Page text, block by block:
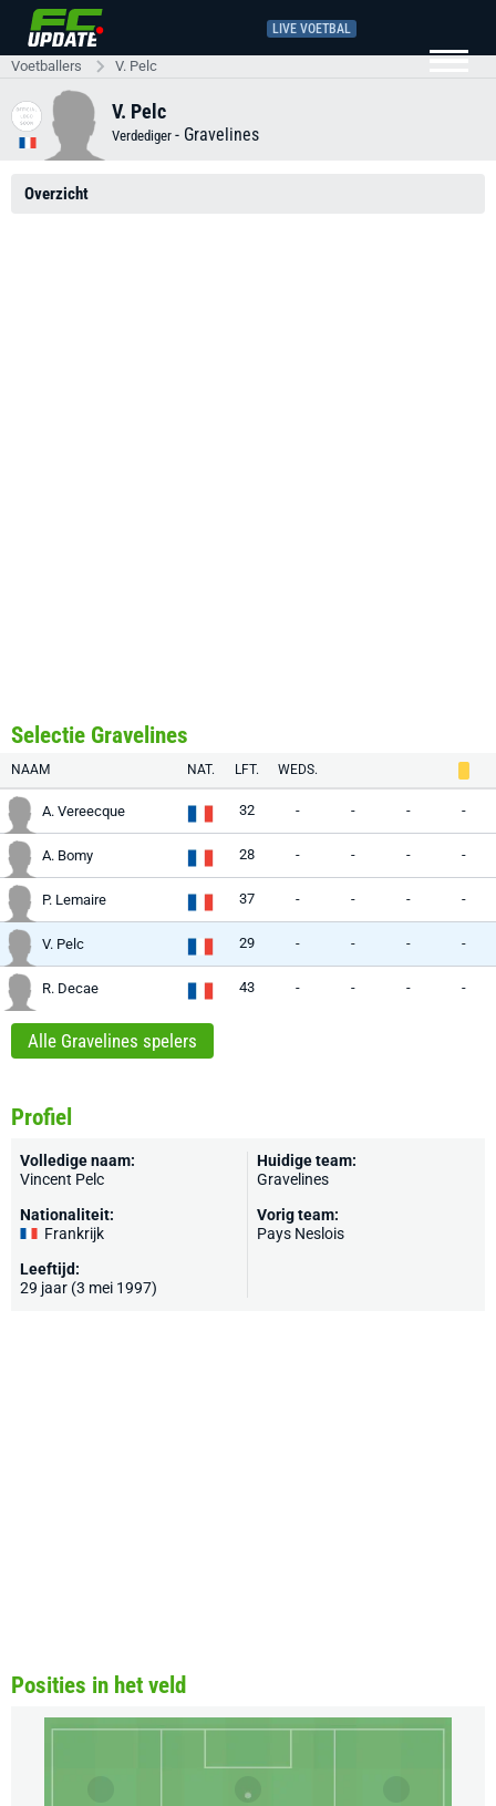
LIVE VOETBAL
Voetballers V. Pelc
V. Pelc
Verdediger - Gravelines
Overzicht
Selectie Gravelines
NAAM NAT. LFT. WEDS.
A. Vereecque 32 - - - -
A. Bomy 28 - - - -
P. Lemaire 37 - - - -
V. Pelc 29 - - - -
R. Decae 43 - - - -
Alle Gravelines spelers
Profiel
Volledige naam:
Vincent Pelc
Nationaliteit:
Frankrijk
Leeftijd:
29 jaar (3 mei 1997)
Huidige team:
Gravelines
Vorig team:
Pays Neslois
Posities in het veld